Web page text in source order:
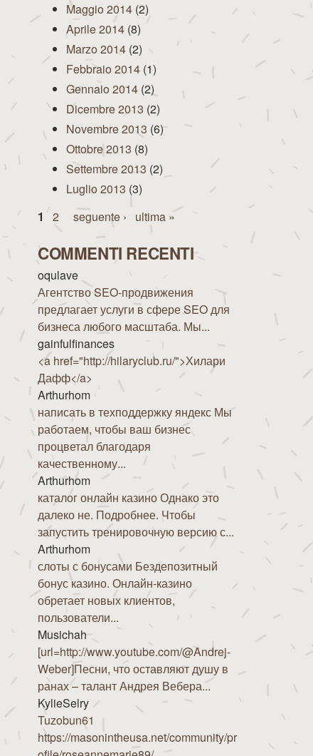
Maggio 2014 (2)
Aprile 2014 (8)
Marzo 2014 (2)
Febbraio 2014 (1)
Gennaio 2014 (2)
Dicembre 2013 (2)
Novembre 2013 (6)
Ottobre 2013 (8)
Settembre 2013 (2)
Luglio 2013 (3)
Pagine
1 2 seguente › ultima »
COMMENTI RECENTI
oqulave
Агентство SEO-продвижения
предлагает услуги в сфере SEO для
бизнеса любого масштаба. Мы...
gainfulfinances
<a href="http://hilaryclub.ru/">Хилари
Дафф</a>
Arthurhom
написать в техподдержку яндекс Мы
работаем, чтобы ваш бизнес
процветал благодаря
качественному...
Arthurhom
каталог онлайн казино Однако это
далеко не. Подробнее. Чтобы
запустить тренировочную версию с...
Arthurhom
слоты с бонусами Бездепозитный
бонус казино. Онлайн-казино
обретает новых клиентов,
пользователи...
Musichah
[url=http://www.youtube.com/@Andrej-
Weber]Песни, что оставляют душу в
ранах – талант Андрея Вебера...
KylieSelry
Tuzobun61
https://masonintheusa.net/community/pr